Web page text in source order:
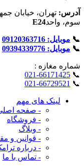
آدرس: تهران، خیابان
سوم، واحدE24
📞 موبایل: 09120363716
📞 موبایل: 09394339776
شماره‌ مغازه :
📞
021-66171425
📞
021-66729521
لینک های مهم
- صفحه
- فروشگاه
- وبلاگ
- قوانین و
- درباره
- تماس با ما